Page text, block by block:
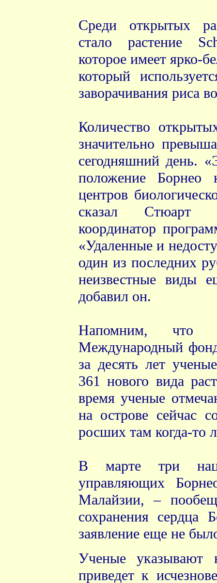
Среди открытых
стало растение
которое имеет ярко-
который
заворачивания риса
Количество
значительно
сегодняшний день.
положение Борнео
центров
сказал Стюарт
координатор
«Удаленные и
один из последних
неизвестные виды
добавил он.
Напомним, что
Международный
за десять лет
361 нового вида
время ученые
на острове сейчас
росших там когда-то
В марте три
управляющих
Малайзии, –
сохранения сердца
заявление еще не
Ученые указывают
приведет к